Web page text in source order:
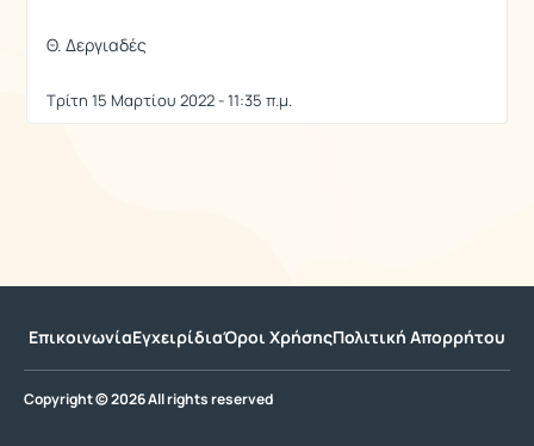
Θ. Δεργιαδές
Τρίτη 15 Μαρτίου 2022 - 11:35 π.μ.
ΕπικοινωνίαΕγχειρίδιαΌροι ΧρήσηςΠολιτική Απορρήτου
Copyright © 2026 All rights reserved